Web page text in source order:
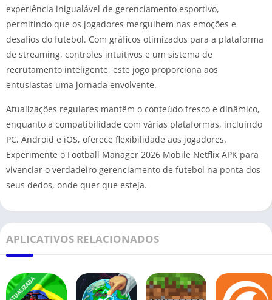
experiência inigualável de gerenciamento esportivo,
permitindo que os jogadores mergulhem nas emoções e
desafios do futebol. Com gráficos otimizados para a plataforma
de streaming, controles intuitivos e um sistema de
recrutamento inteligente, este jogo proporciona aos
entusiastas uma jornada envolvente.
Atualizações regulares mantêm o conteúdo fresco e dinâmico,
enquanto a compatibilidade com várias plataformas, incluindo
PC, Android e iOS, oferece flexibilidade aos jogadores.
Experimente o Football Manager 2026 Mobile Netflix APK para
vivenciar o verdadeiro gerenciamento de futebol na ponta dos
seus dedos, onde quer que esteja.
APLICATIVOS RELACIONADOS
ATUALIZADA